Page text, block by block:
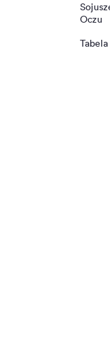
Oczu